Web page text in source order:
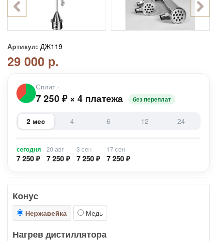
Артикул: ДЖ119
29 000 р.
Сплит ›
7 250 ₽ × 4 платежа без переплат
2 мес 4 6 12 24
сегодня
7 250 ₽
20 авг
7 250 ₽
3 сен
7 250 ₽
17 сен
7 250 ₽
Конус
Нержавейка Медь
Нагрев дистиллятора